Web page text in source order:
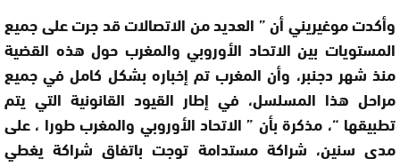
وأكدت موغيريني أن ” العديد من الاتصالات قد جرت على جميع
المستويات بين الاتحاد الأوروبي والمغرب حول هذه القضية
منذ شهر دجنبر، وأن المغرب تم إخباره بشكل كامل في جميع
مراحل هذا المسلسل، في إطار القيود القانونية التي يتم
تطبيقها “، مذكرة بأن ” الاتحاد الأوروبي والمغرب طورا ، على
مدى سنين، شراكة مستدامة توجت باتفاق شراكة يغطي